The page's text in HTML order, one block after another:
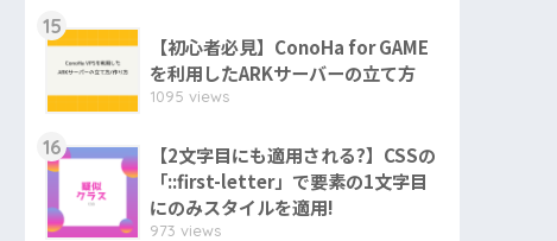
15
【初心者必見】ConoHa for GAME
を利用したARKサーバーの立て方
1095 views
16
【2文字目にも適用される?】CSSの
「::first-letter」で要素の1文字目
にのみスタイルを適用!
973 views